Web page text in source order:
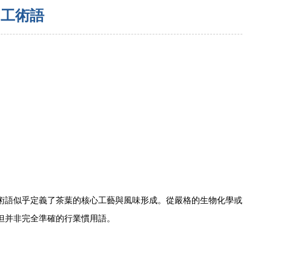
術語
似乎定義了茶葉的核心工藝與風味形成。從嚴格的生物化學或
非完全準確的行業慣用語。